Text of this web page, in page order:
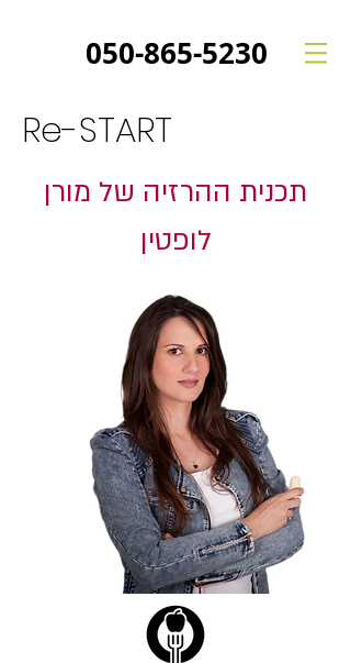
050-865-5230
Re-START
תכנית ההרזיה של מורן
לופטין